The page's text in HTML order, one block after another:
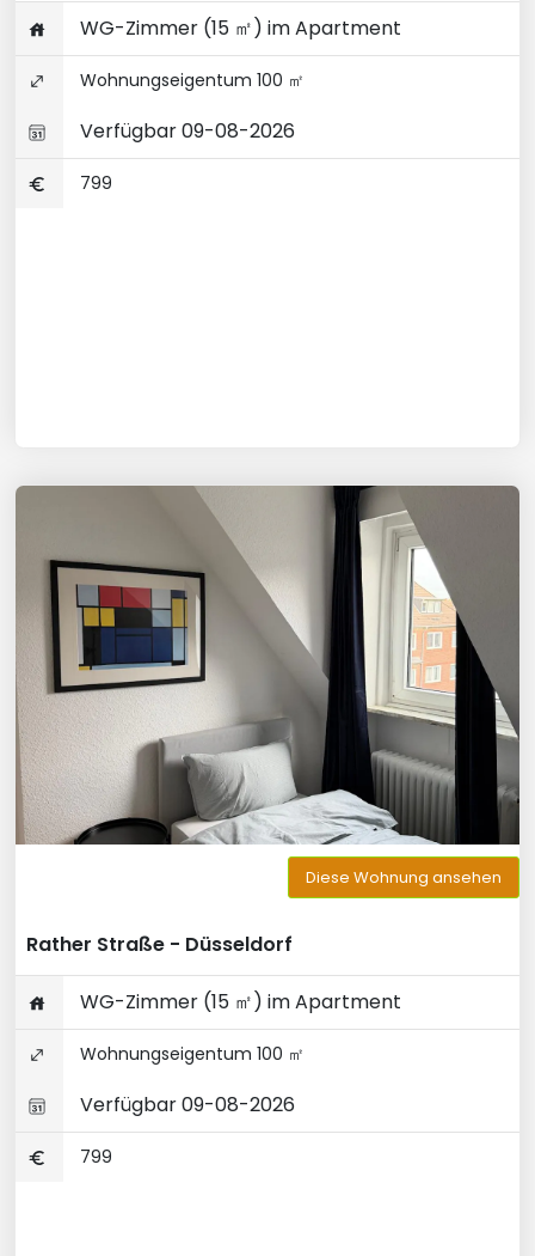
WG-Zimmer (15 ㎡) im Apartment
Wohnungseigentum 100 ㎡
Verfügbar 09-08-2026
799
Diese Wohnung ansehen
Rather Straße - Düsseldorf
WG-Zimmer (15 ㎡) im Apartment
Wohnungseigentum 100 ㎡
Verfügbar 09-08-2026
799